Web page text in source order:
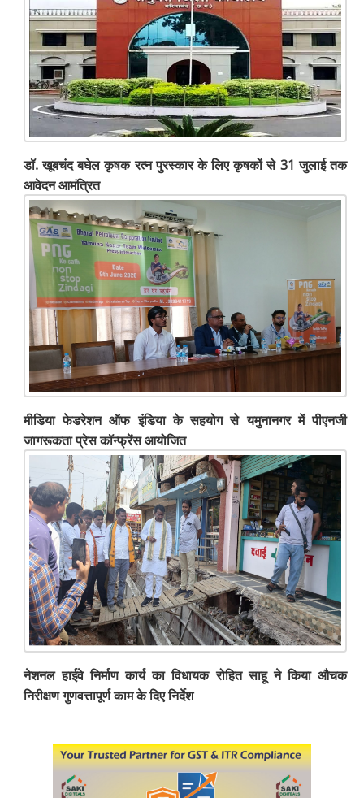
डॉ. खूबचंद बघेल कृषक रत्न पुरस्कार के लिए कृषकों से 31 जुलाई तक
आवेदन आमंत्रित
मीडिया फेडरेशन ऑफ इंडिया के सहयोग से यमुनानगर में पीएनजी
जागरूकता प्रेस कॉन्फ्रेंस आयोजित
नेशनल हाईवे निर्माण कार्य का विधायक रोहित साहू ने किया औचक
निरीक्षण गुणवत्तापूर्ण काम के दिए निर्देश